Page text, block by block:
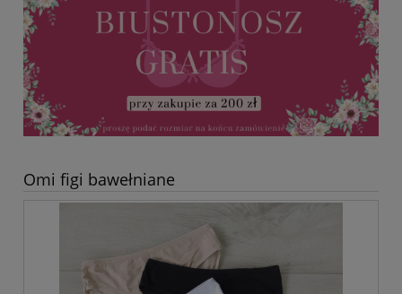
Omi figi bawełniane